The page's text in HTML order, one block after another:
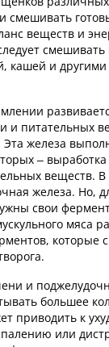
смешивать
веществ и
кашей и
и питательных
Эта железа
–
веществ. В
железа. Но,
свои
мяса
которые с
и
большее
приводить к
или